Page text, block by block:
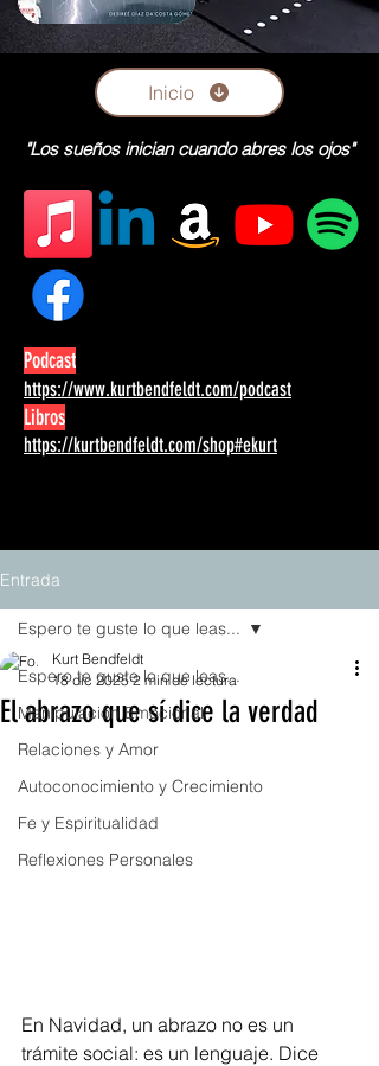
Inicio
"Los sueños inician cuando abres los ojos"
Podcast
https://www.kurtbendfeldt.com/podcast
Libros
https://kurtbendfeldt.com/shop#ekurt
Entrada
Espero te guste lo que leas...
Manipulación Emocional
Relaciones y Amor
Autoconocimiento y Crecimiento
Fe y Espiritualidad
Reflexiones Personales
Espero te guste lo que leas...
El abrazo que sí dice la verdad
Kurt Bendfeldt
18 dic 2025 2 min de lectura
En Navidad, un abrazo no es un
trámite social: es un lenguaje. Dice